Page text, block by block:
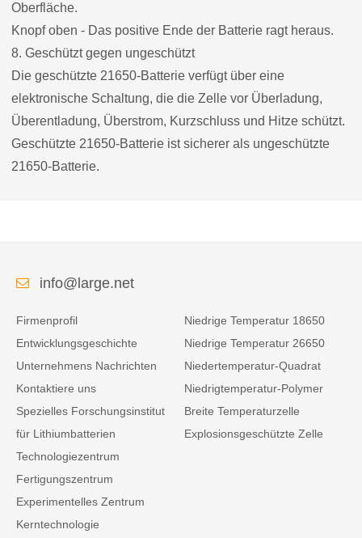
Oberfläche.
Knopf oben - Das positive Ende der Batterie ragt heraus.
8. Geschützt gegen ungeschützt
Die geschützte 21650-Batterie verfügt über eine
elektronische Schaltung, die die Zelle vor Überladung,
Überentladung, Überstrom, Kurzschluss und Hitze schützt.
Geschützte 21650-Batterie ist sicherer als ungeschützte
21650-Batterie.
info@large.net
Firmenprofil
Entwicklungsgeschichte
Unternehmens Nachrichten
Kontaktiere uns
Spezielles Forschungsinstitut
für Lithiumbatterien
Technologiezentrum
Fertigungszentrum
Experimentelles Zentrum
Kerntechnologie
Niedrige Temperatur 18650
Niedrige Temperatur 26650
Niedertemperatur-Quadrat
Niedrigtemperatur-Polymer
Breite Temperaturzelle
Explosionsgeschützte Zelle